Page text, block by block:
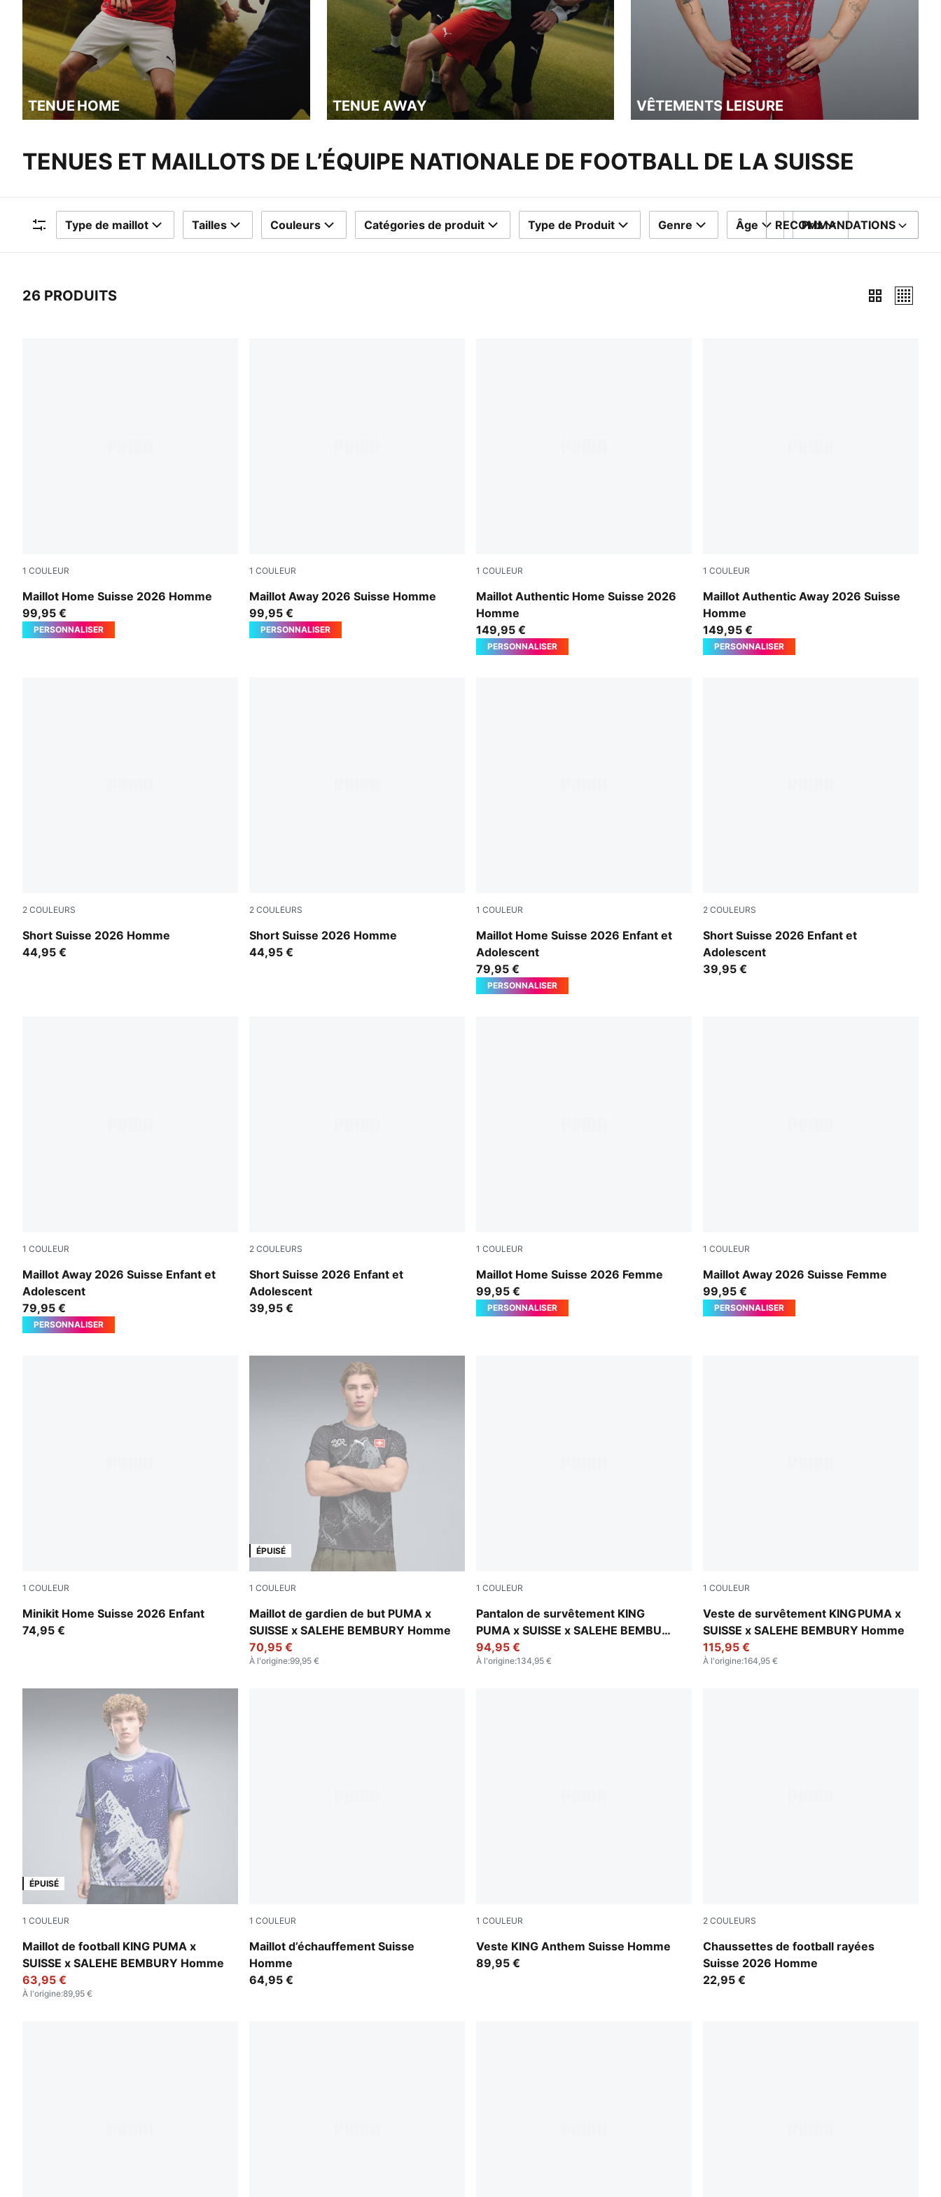
TENUE HOME TENUE AWAY VÊTEMENTS LEISURE
TENUES ET MAILLOTS DE L’ÉQUIPE NATIONALE DE FOOTBALL DE LA SUISSE
Filtres
Type de maillot Tailles Couleurs Catégories de produit Type de Produit Genre Âge Prix
TRIER PAR
RECOMMANDATIONS
26 PRODUITS
1 COULEUR
Maillot Home Suisse 2026 Homme
PUMA Red-PUMA White
99,95 €
PERSONNALISER
1 COULEUR
Maillot Away 2026 Suisse Homme
Sea Glass-Dark Indigo
99,95 €
PERSONNALISER
1 COULEUR
Maillot Authentic Home Suisse 2026
Homme
PUMA Red-PUMA White
149,95 €
PERSONNALISER
1 COULEUR
Maillot Authentic Away 2026 Suisse
Homme
Sea Glass-Dark Indigo
149,95 €
PERSONNALISER
2 COULEURS
Short Suisse 2026 Homme
PUMA Red-PUMA White
44,95 €
2 COULEURS
Short Suisse 2026 Homme
Sea Glass-Dark Indigo
44,95 €
1 COULEUR
Maillot Home Suisse 2026 Enfant et
Adolescent
PUMA Red-PUMA White
79,95 €
PERSONNALISER
2 COULEURS
Short Suisse 2026 Enfant et
Adolescent
PUMA Red-PUMA White
39,95 €
1 COULEUR
Maillot Away 2026 Suisse Enfant et
Adolescent
Sea Glass-Dark Indigo
79,95 €
PERSONNALISER
2 COULEURS
Short Suisse 2026 Enfant et
Adolescent
Sea Glass-Dark Indigo
39,95 €
1 COULEUR
Maillot Home Suisse 2026 Femme
PUMA Red-PUMA White
99,95 €
PERSONNALISER
1 COULEUR
Maillot Away 2026 Suisse Femme
Sea Glass-Dark Indigo
99,95 €
PERSONNALISER
1 COULEUR
Minikit Home Suisse 2026 Enfant
PUMA Red-PUMA White
74,95 €
ÉPUISÉ
1 COULEUR
Maillot de gardien de but PUMA x
SUISSE x SALEHE BEMBURY Homme
PUMA Black-Cool Dark Gray
70,95 €
À l'origine:99,95 €
1 COULEUR
Pantalon de survêtement KING
PUMA x SUISSE x SALEHE BEMBURY
Homme
Team Regal Red
94,95 €
À l'origine:134,95 €
1 COULEUR
Veste de survêtement KING PUMA x
SUISSE x SALEHE BEMBURY Homme
Team Regal Red
115,95 €
À l'origine:164,95 €
ÉPUISÉ
1 COULEUR
Maillot de football KING PUMA x
SUISSE x SALEHE BEMBURY Homme
Lapis Lazuli
63,95 €
À l'origine:89,95 €
1 COULEUR
Maillot d’échauffement Suisse
Homme
Team Regal Red-PUMA White
64,95 €
1 COULEUR
Veste KING Anthem Suisse Homme
PUMA Red-Green Glimmer
89,95 €
2 COULEURS
Chaussettes de football rayées
Suisse 2026 Homme
PUMA Red-PUMA White
22,95 €